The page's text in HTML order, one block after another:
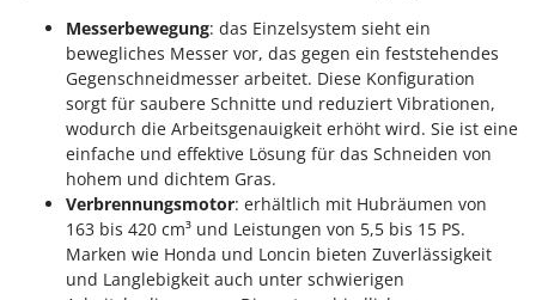
Messerbewegung: das Einzelsystem sieht ein
bewegliches Messer vor, das gegen ein feststehendes
Gegenschneidmesser arbeitet. Diese Konfiguration
sorgt für saubere Schnitte und reduziert Vibrationen,
wodurch die Arbeitsgenauigkeit erhöht wird. Sie ist eine
einfache und effektive Lösung für das Schneiden von
hohem und dichtem Gras.
Verbrennungsmotor: erhältlich mit Hubräumen von
163 bis 420 cm³ und Leistungen von 5,5 bis 15 PS.
Marken wie Honda und Loncin bieten Zuverlässigkeit
und Langlebigkeit auch unter schwierigen